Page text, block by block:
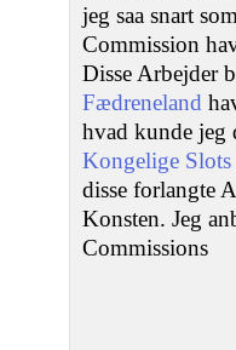
jeg saa snart
Commission
Disse Arbejder
Fædreneland
hvad kunde jeg
Kongelige Slots
disse forlangte
Konsten. Jeg
Commissions